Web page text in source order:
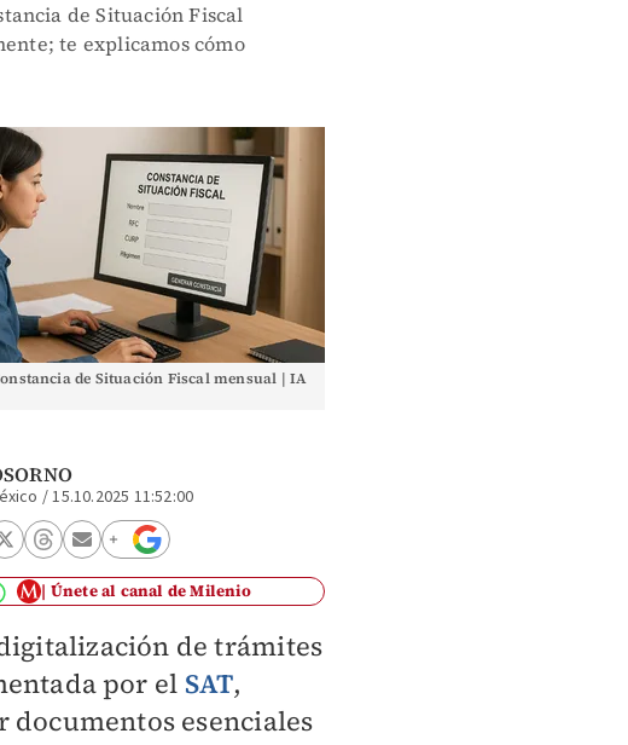
de Situación Fiscal
te explicamos cómo
de Situación Fiscal mensual | IA
/15.10.2025 11:52:00
Únete al canal de Milenio
de trámites
por el SAT,
documentos esenciales